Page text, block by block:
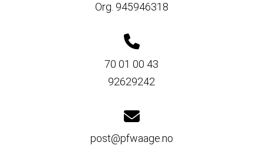
Org. 945946318
70 01 00 43
92629242
post@pfwaage.no